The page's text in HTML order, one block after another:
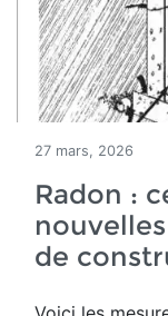
27 mars, 2026
Radon :
de